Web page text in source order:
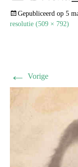
Gepubliceerd op 5
resolutie (509 × 792)
← Vorige